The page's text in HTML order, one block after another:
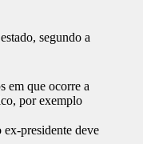
segundo a
em que ocorre a
por exemplo
presidente deve